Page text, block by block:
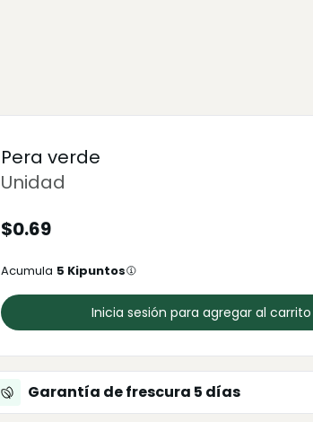
Pera verde
Unidad
$0.69
Acumula 5 Kipuntos
Inicia sesión para agregar al carrito
Garantía de frescura 5 días